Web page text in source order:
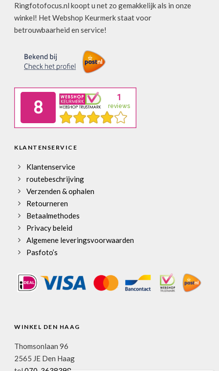
Ringfotofocus.nl koopt u net zo gemakkelijk als in onze
winkel! Het Webshop Keurmerk staat voor
betrouwbaarheid en service!
KLANTENSERVICE
Klantenservice
routebeschrijving
Verzenden & ophalen
Retourneren
Betaalmethodes
Privacy beleid
Algemene leveringsvoorwaarden
Pasfoto’s
WINKEL DEN HAAG
Thomsonlaan 96
2565 JE Den Haag